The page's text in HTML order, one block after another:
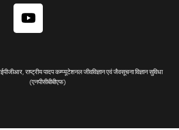
Y
o
u
b
राष्ट्रीय पादप कम्प्यूटेशनल जीवविज्ञान एवं जैवसूचना विज्ञान सुविधा
(एनपीसीबीबीएफ)